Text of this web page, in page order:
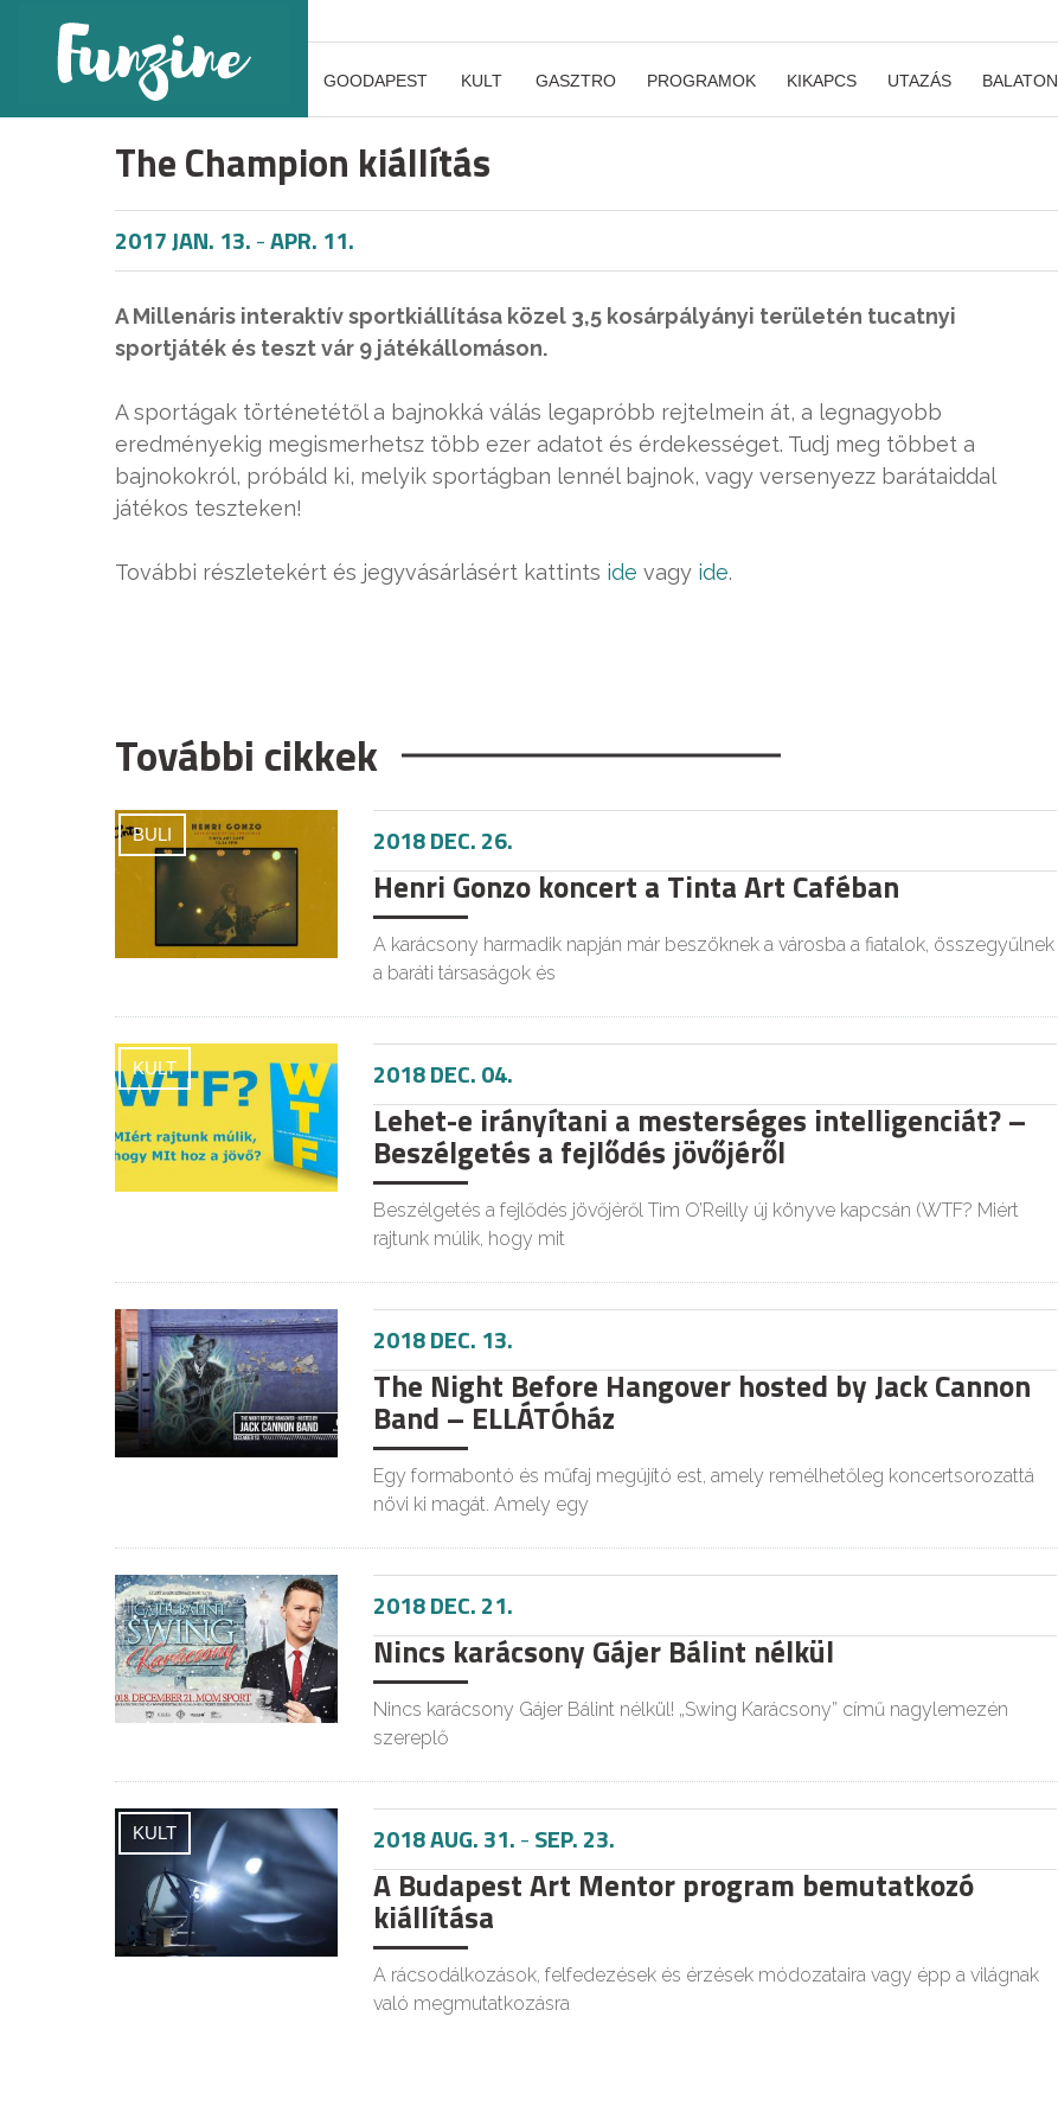
GOODAPEST KULT GASZTRO PROGRAMOK KIKAPCS UTAZÁS BALATON
The Champion kiállítás
2017 JAN. 13.-APR. 11.
A Millenáris interaktív sportkiállítása közel 3,5 kosárpályányi területén tucatnyi
sportjáték és teszt vár 9 játékállomáson.
A sportágak történetétől a bajnokká válás legapróbb rejtelmein át, a legnagyobb
eredményekig megismerhetsz több ezer adatot és érdekességet. Tudj meg többet a
bajnokokról, próbáld ki, melyik sportágban lennél bajnok, vagy versenyezz barátaiddal
játékos teszteken!
További részletekért és jegyvásárlásért kattints ide vagy ide.
További cikkek
BULI 2018 DEC. 26.
Henri Gonzo koncert a Tinta Art Caféban
A karácsony harmadik napján már beszöknek a városba a fiatalok, összegyűlnek
a baráti társaságok és
KULT 2018 DEC. 04.
Lehet-e irányítani a mesterséges intelligenciát? –
Beszélgetés a fejlődés jövőjéről
Beszélgetés a fejlődés jövőjéről Tim O’Reilly új könyve kapcsán (WTF? Miért
rajtunk múlik, hogy mit
2018 DEC. 13.
The Night Before Hangover hosted by Jack Cannon
Band – ELLÁTÓház
Egy formabontó és műfaj megújító est, amely remélhetőleg koncertsorozattá
növi ki magát. Amely egy
2018 DEC. 21.
Nincs karácsony Gájer Bálint nélkül
Nincs karácsony Gájer Bálint nélkül! „Swing Karácsony” című nagylemezén
szereplő
KULT 2018 AUG. 31.-SEP. 23.
A Budapest Art Mentor program bemutatkozó
kiállítása
A rácsodálkozások, felfedezések és érzések módozataira vagy épp a világnak
való megmutatkozásra